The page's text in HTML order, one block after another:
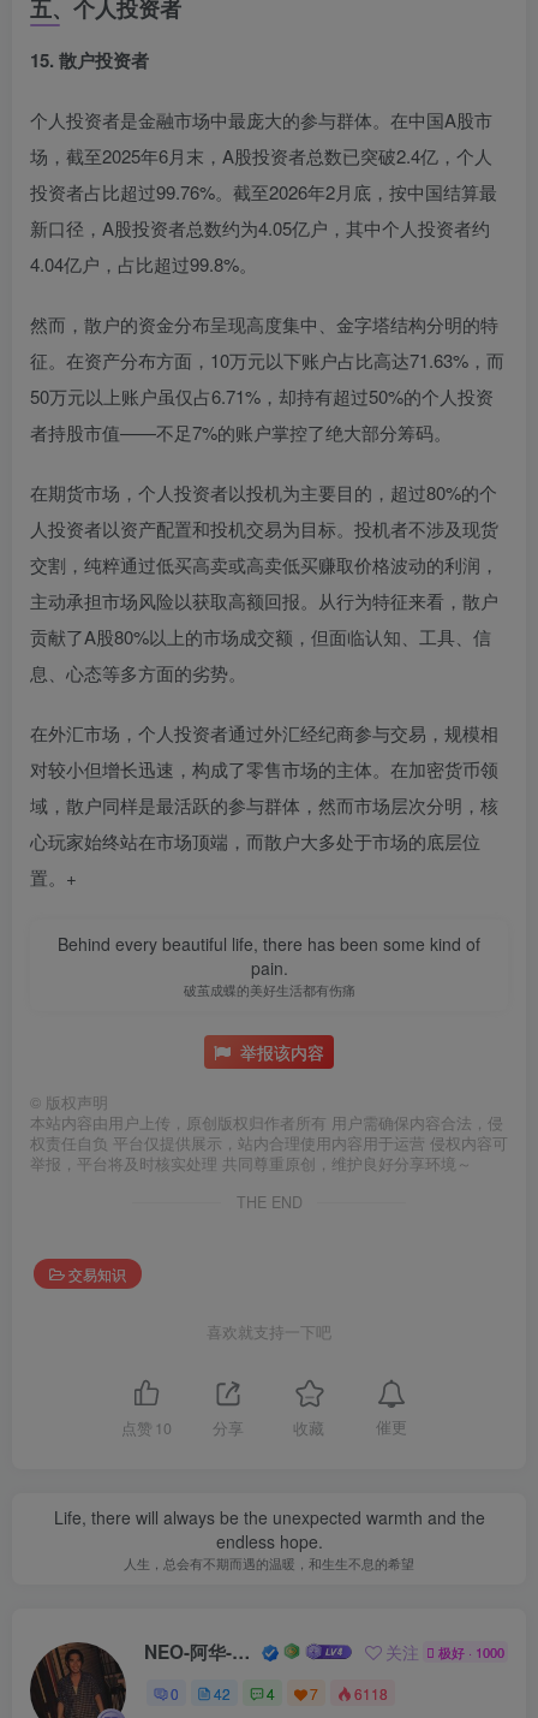
五、个人投资者
15. 散户投资者
个人投资者是金融市场中最庞大的参与群体。在中国A股市
场，截至2025年6月末，A股投资者总数已突破2.4亿，个人
投资者占比超过99.76%。截至2026年2月底，按中国结算最
新口径，A股投资者总数约为4.05亿户，其中个人投资者约
4.04亿户，占比超过99.8%。
然而，散户的资金分布呈现高度集中、金字塔结构分明的特
征。在资产分布方面，10万元以下账户占比高达71.63%，而
50万元以上账户虽仅占6.71%，却持有超过50%的个人投资
者持股市值——不足7%的账户掌控了绝大部分筹码。
在期货市场，个人投资者以投机为主要目的，超过80%的个
人投资者以资产配置和投机交易为目标。投机者不涉及现货
交割，纯粹通过低买高卖或高卖低买赚取价格波动的利润，
主动承担市场风险以获取高额回报。从行为特征来看，散户
贡献了A股80%以上的市场成交额，但面临认知、工具、信
息、心态等多方面的劣势。
在外汇市场，个人投资者通过外汇经纪商参与交易，规模相
对较小但增长迅速，构成了零售市场的主体。在加密货币领
域，散户同样是最活跃的参与群体，然而市场层次分明，核
心玩家始终站在市场顶端，而散户大多处于市场的底层位
置。+
Behind every beautiful life, there has been some kind of
pain.
破茧成蝶的美好生活都有伤痛
举报该内容
© 版权声明
本站内容由用户上传，原创版权归作者所有 用户需确保内容合法，侵
权责任自负 平台仅提供展示，站内合理使用内容用于运营 侵权内容可
举报，平台将及时核实处理 共同尊重原创，维护良好分享环境～
THE END
交易知识
喜欢就支持一下吧
点赞 10 分享 收藏 催更
Life, there will always be the unexpected warmth and the
endless hope.
人生，总会有不期而遇的温暖，和生生不息的希望
NEO-阿华-奇幻抽象空间 关注 极好 · 1000
0 42 4 7 6118